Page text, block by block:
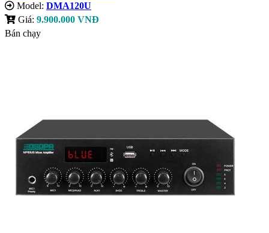
Model: DMA120U
Giá: 9.900.000 VNĐ
Bán chạy